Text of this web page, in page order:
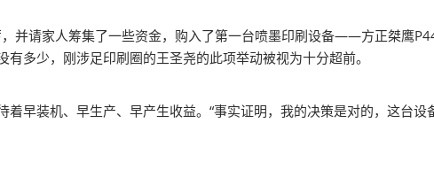
并请家人筹集了一些资金，购入了第一台喷墨印刷设备——方正桀鹰
多少，刚涉足印刷圈的王圣尧的此项举动被视为十分超前。
早装机、早生产、早产生收益。“事实证明，我的决策是对的，这台设